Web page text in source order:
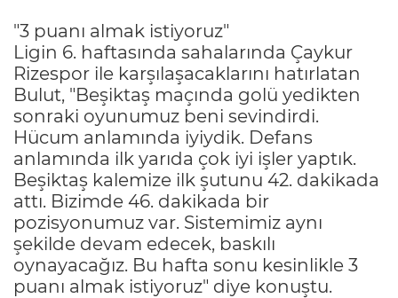
"3 puanı almak istiyoruz"
Ligin 6. haftasında sahalarında Çaykur
Rizespor ile karşılaşacaklarını hatırlatan
Bulut, "Beşiktaş maçında golü yedikten
sonraki oyunumuz beni sevindirdi.
Hücum anlamında iyiydik. Defans
anlamında ilk yarıda çok iyi işler yaptık.
Beşiktaş kalemize ilk şutunu 42. dakikada
attı. Bizimde 46. dakikada bir
pozisyonumuz var. Sistemimiz aynı
şekilde devam edecek, baskılı
oynayacağız. Bu hafta sonu kesinlikle 3
puanı almak istiyoruz" diye konuştu.